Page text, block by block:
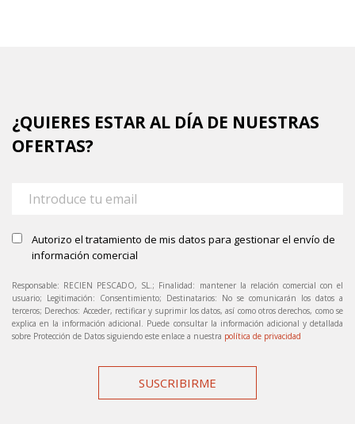
¿QUIERES ESTAR AL DÍA DE NUESTRAS
OFERTAS?
Autorizo el tratamiento de mis datos para gestionar el envío de
información comercial
Responsable: RECIEN PESCADO, SL.; Finalidad: mantener la relación comercial con el
usuario; Legitimación: Consentimiento; Destinatarios: No se comunicarán los datos a
terceros; Derechos: Acceder, rectificar y suprimir los datos, así como otros derechos, como se
explica en la información adicional. Puede consultar la información adicional y detallada
sobre Protección de Datos siguiendo este enlace a nuestra política de privacidad
SUSCRIBIRME